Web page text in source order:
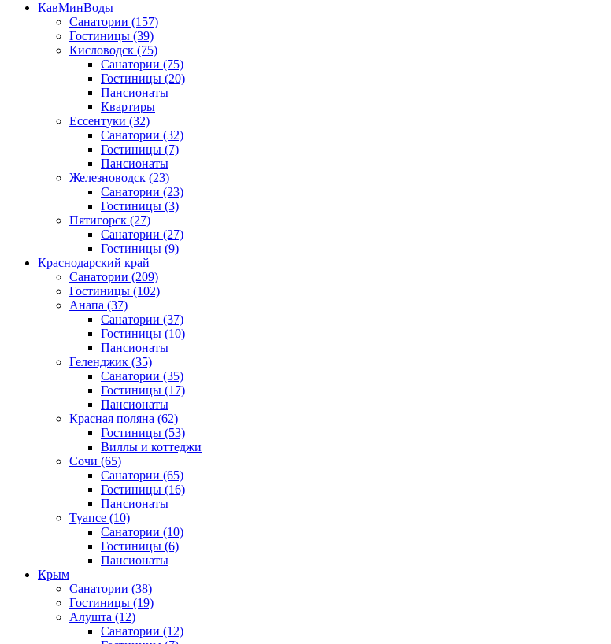
КавМинВоды
Санатории (157)
Гостиницы (39)
Кисловодск (75)
Санатории (75)
Гостиницы (20)
Пансионаты
Квартиры
Ессентуки (32)
Санатории (32)
Гостиницы (7)
Пансионаты
Железноводск (23)
Санатории (23)
Гостиницы (3)
Пятигорск (27)
Санатории (27)
Гостиницы (9)
Краснодарский край
Санатории (209)
Гостиницы (102)
Анапа (37)
Санатории (37)
Гостиницы (10)
Пансионаты
Геленджик (35)
Санатории (35)
Гостиницы (17)
Пансионаты
Красная поляна (62)
Гостиницы (53)
Виллы и коттеджи
Сочи (65)
Санатории (65)
Гостиницы (16)
Пансионаты
Туапсе (10)
Санатории (10)
Гостиницы (6)
Пансионаты
Крым
Санатории (38)
Гостиницы (19)
Алушта (12)
Санатории (12)